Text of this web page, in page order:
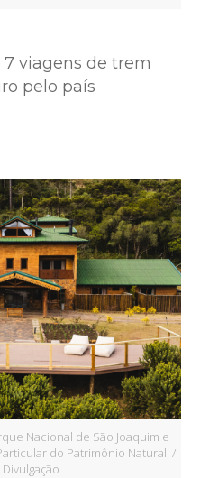
viagens de trem
pelo país
Nacional de São Joaquim e
do Patrimônio Natural. /
Divulgação